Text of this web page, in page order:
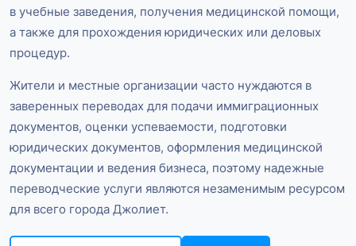
в учебные заведения, получения медицинской помощи,
а также для прохождения юридических или деловых
процедур.
Жители и местные организации часто нуждаются в
заверенных переводах для подачи иммиграционных
документов, оценки успеваемости, подготовки
юридических документов, оформления медицинской
документации и ведения бизнеса, поэтому надежные
переводческие услуги являются незаменимым ресурсом
для всего города Джолиет.